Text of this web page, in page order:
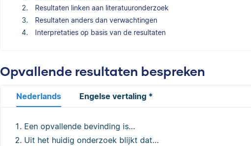
Resultaten linken aan literatuuronderzoek
Resultaten anders dan verwachtingen
Interpretaties op basis van de resultaten
Opvallende resultaten bespreken
Nederlands Engelse vertaling *
Een opvallende bevinding is…
Uit het huidig onderzoek blijkt dat…